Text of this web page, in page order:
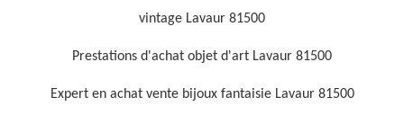
vintage Lavaur 81500
Prestations d'achat objet d'art Lavaur 81500
Expert en achat vente bijoux fantaisie Lavaur 81500